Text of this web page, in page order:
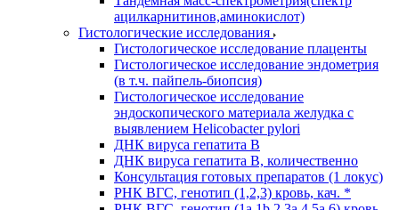
ацилкарнитинов,аминокислот)
Гистологические исследования
Гистологическое исследование плаценты
Гистологическое исследование эндометрия
(в т.ч. пайпель-биопсия)
Гистологическое исследование
эндоскопического материала желудка с
выявлением Helicobacter pylori
ДНК вируса гепатита B
ДНК вируса гепатита B, количественно
Консультация готовых препаратов (1 локус)
РНК ВГC, генотип (1,2,3) кровь, кач. *